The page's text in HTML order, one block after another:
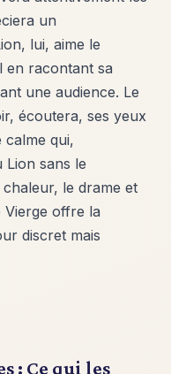
un
lui, aime le
en racontant sa
une audience. Le
écoutera, ses yeux
qui,
sans le
le drame et
Vierge offre la
discret mais
: Ce qui les